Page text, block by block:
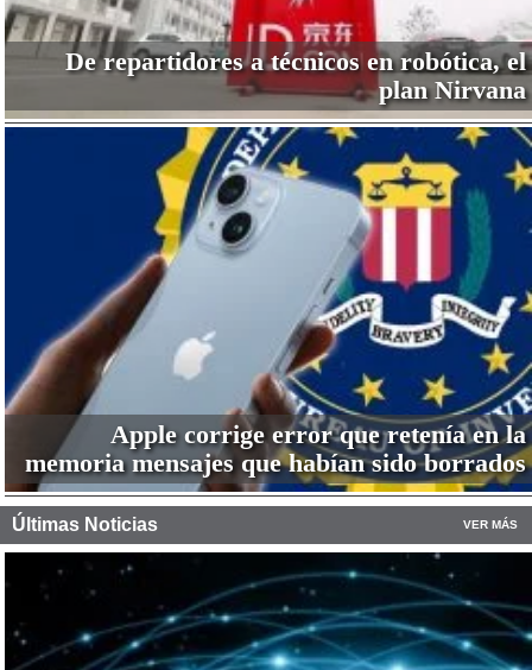
De repartidores a técnicos en robótica, el
plan Nirvana
Apple corrige error que retenía en la
memoria mensajes que habían sido borrados
Últimas Noticias VER MÁS